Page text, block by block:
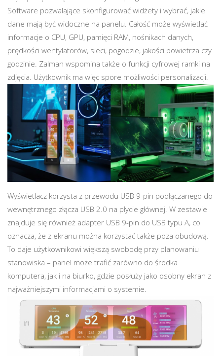
Software pozwalające skonfigurować widżety i wybrać, jakie
dane mają być widoczne na panelu. Całość może wyświetlać
informacje o CPU, GPU, pamięci RAM, nośnikach danych,
prędkości wentylatorów, sieci, pogodzie, jakości powietrza czy
godzinie. Zalman wspomina także o funkcji cyfrowej ramki na
zdjęcia. Użytkownik ma więc spore możliwości personalizacji.
Wyświetlacz korzysta z przewodu USB 9-pin podłączanego do
wewnętrznego złącza USB 2.0 na płycie głównej. W zestawie
znajduje się również adapter USB 9-pin do USB typu A, co
oznacza, że z ekranu można korzystać także poza obudową.
To daje użytkownikowi większą swobodę przy planowaniu
stanowiska – panel może trafić zarówno do środka
komputera, jak i na biurko, gdzie posłuży jako osobny ekran z
najważniejszymi informacjami o systemie.